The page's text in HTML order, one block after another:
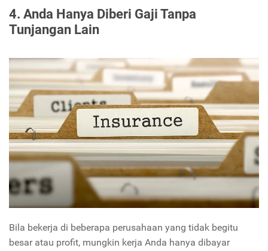
4. Anda Hanya Diberi Gaji Tanpa
Tunjangan Lain
Bila bekerja di beberapa perusahaan yang tidak begitu
besar atau profit, mungkin kerja Anda hanya dibayar